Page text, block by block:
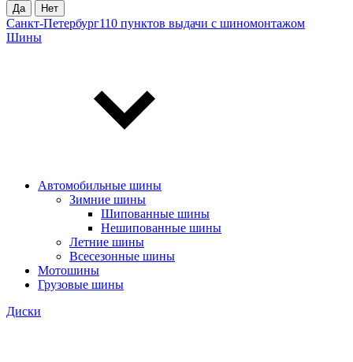
Да Нет
Санкт-Петербург110 пунктов выдачи с шиномонтажом
Шины
Автомобильные шины
Зимние шины
Шипованные шины
Нешипованные шины
Летние шины
Всесезонные шины
Мотошины
Грузовые шины
Диски